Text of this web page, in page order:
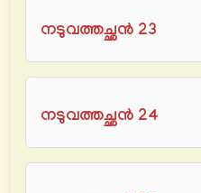
നടുവത്തച്ഛൻ 23
നടുവത്തച്ഛൻ 24